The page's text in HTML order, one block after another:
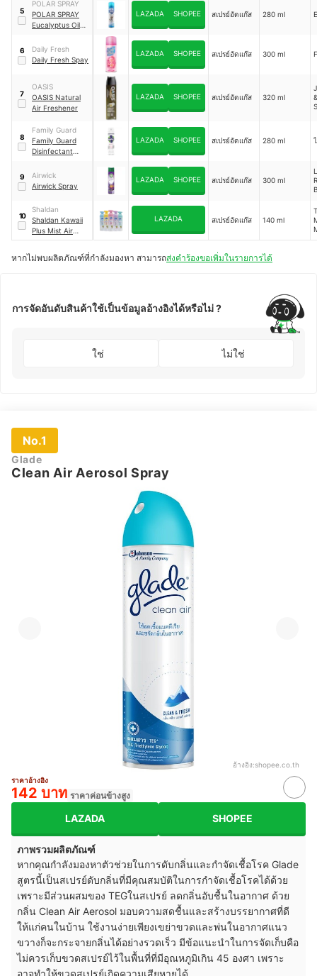
5
POLAR SPRAY
POLAR SPRAY
Eucalyptus Oil
LAZADA SHOPEE สเปรย์อัดแก๊ส 280 ml
6
Daily Fresh
Daily Fresh Spay
LAZADA SHOPEE สเปรย์อัดแก๊ส 300 ml
7
OASIS
OASIS Natural
Air Freshener
LAZADA SHOPEE สเปรย์อัดแก๊ส 320 ml
8
Family Guard
Family Guard
Disinfectant
Free
LAZADA SHOPEE สเปรย์อัดแก๊ส 280 ml
9
Airwick
Airwick Spray
LAZADA SHOPEE สเปรย์อัดแก๊ส 300 ml
10
Shaldan
Shaldan Kawaii
Plus Mist Air
Freshener Spray
LAZADA สเปรย์อัดแก๊ส 140 ml
หากไม่พบผลิตภัณฑ์ที่กำลังมองหา สามารถส่งคำร้องขอเพิ่มในรายการได้
การจัดอันดับสินค้าใช้เป็นข้อมูลอ้างอิงได้หรือไม่ ?
ใช่ ไม่ใช่
No.1
Glade
Clean Air Aerosol Spray
อ้างอิง:shopee.co.th
ราคาอ้างอิง
142 บาท ราคาค่อนข้างสูง
LAZADA SHOPEE
ภาพรวมผลิตภัณฑ์
หากคุณกำลังมองหาตัวช่วยในการดับกลิ่นและกำจัดเชื้อโรค Glade
สูตรนี้เป็นสเปรย์ดับกลิ่นที่มีคุณสมบัติในการกำจัดเชื้อโรคได้ด้วย
เพราะมีส่วนผสมของ TEGในสเปรย์ ลดกลิ่นอับชื้นในอากาศ ด้วย
กลิ่น Clean Air Aerosol มอบความสดชื้นและสร้างบรรยากาศที่ดี
ให้แก่คนในบ้าน ใช้งานง่ายเพียงเขย่าขวดและพ่นในอากาศแนว
ขวางก็จะกระจายกลิ่นได้อย่างรวดเร็ว มีข้อแนะนำในการจัดเก็บคือ
ไม่ควรเก็บขวดสเปรย์ไว้ในพื้นที่ที่มีอุณหภูมิเกิน 45 องศา เพราะ